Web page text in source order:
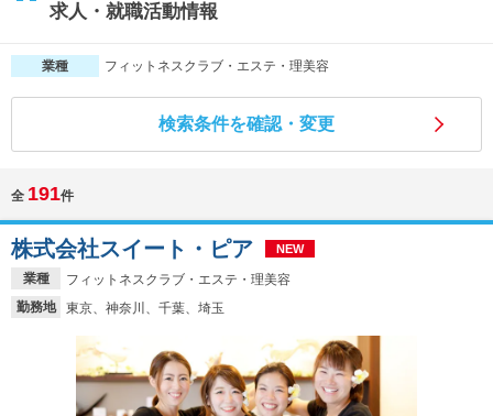
説明会を探す
インターンを探す
イベントを探す
就活ノウハウ・サポート
就活ノウハウが満載！ お役立ち記事・相談室など
適職診断 就活チャンネル
求人・就職活動情報
業種 フィットネスクラブ・エステ・理美容
検索条件を確認・変更
全 191件
業種
フィットネスクラブ・エステ・理美容
勤務地
東京、神奈川、千葉、埼玉
株式会社スイート・ピア NEW